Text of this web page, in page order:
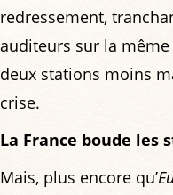
redressement,
auditeurs sur la
deux stations moins
crise.
La France boude les
Mais, plus encore qu’